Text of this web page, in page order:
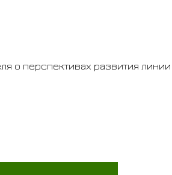
о перспективах развития